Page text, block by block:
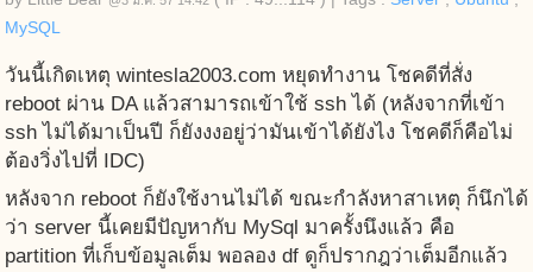
MySQL
วันนี้เกิดเหตุ wintesla2003.com หยุดทำงาน โชคดีที่สั่ง
reboot ผ่าน DA แล้วสามารถเข้าใช้ ssh ได้ (หลังจากที่เข้า
ssh ไม่ได้มาเป็นปี ก็ยังงงอยู่ว่ามันเข้าได้ยังไง โชคดีก็คือไม่
ต้องวิ่งไปที่ IDC)
หลังจาก reboot ก็ยังใช้งานไม่ได้ ขณะกำลังหาสาเหตุ ก็นึกได้
ว่า server นี้เคยมีปัญหากับ MySql มาครั้งนึงแล้ว คือ
partition ที่เก็บข้อมูลเต็ม พอลอง df ดูก็ปรากฎว่าเต็มอีกแล้ว